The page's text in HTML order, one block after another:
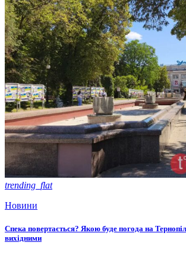
trending_flat
Новини
Спека повертається? Якою буде погода на
вихідними